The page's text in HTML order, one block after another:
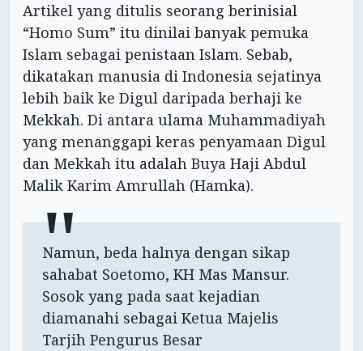
Artikel yang ditulis seorang berinisial
“Homo Sum” itu dinilai banyak pemuka
Islam sebagai penistaan Islam. Sebab,
dikatakan manusia di Indonesia sejatinya
lebih baik ke Digul daripada berhaji ke
Mekkah. Di antara ulama Muhammadiyah
yang menanggapi keras penyamaan Digul
dan Mekkah itu adalah Buya Haji Abdul
Malik Karim Amrullah (Hamka).
Namun, beda halnya dengan sikap
sahabat Soetomo, KH Mas Mansur.
Sosok yang pada saat kejadian
diamanahi sebagai Ketua Majelis
Tarjih Pengurus Besar